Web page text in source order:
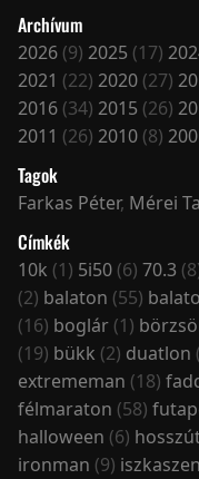
Archívum
2026 (9) 2025 (17)
2021 (22) 2020 (27)
2016 (34) 2015 (26)
2011 (26) 2010 (8)
Tagok
Farkas Péter, Mérei
Címkék
10k (1) 5i50 (6) 70.3
(2) balaton (55)
(16) boglár (1)
(19) bükk (2) duatlon
extrememan (18)
félmaraton (58)
halloween (6)
ironman (9)